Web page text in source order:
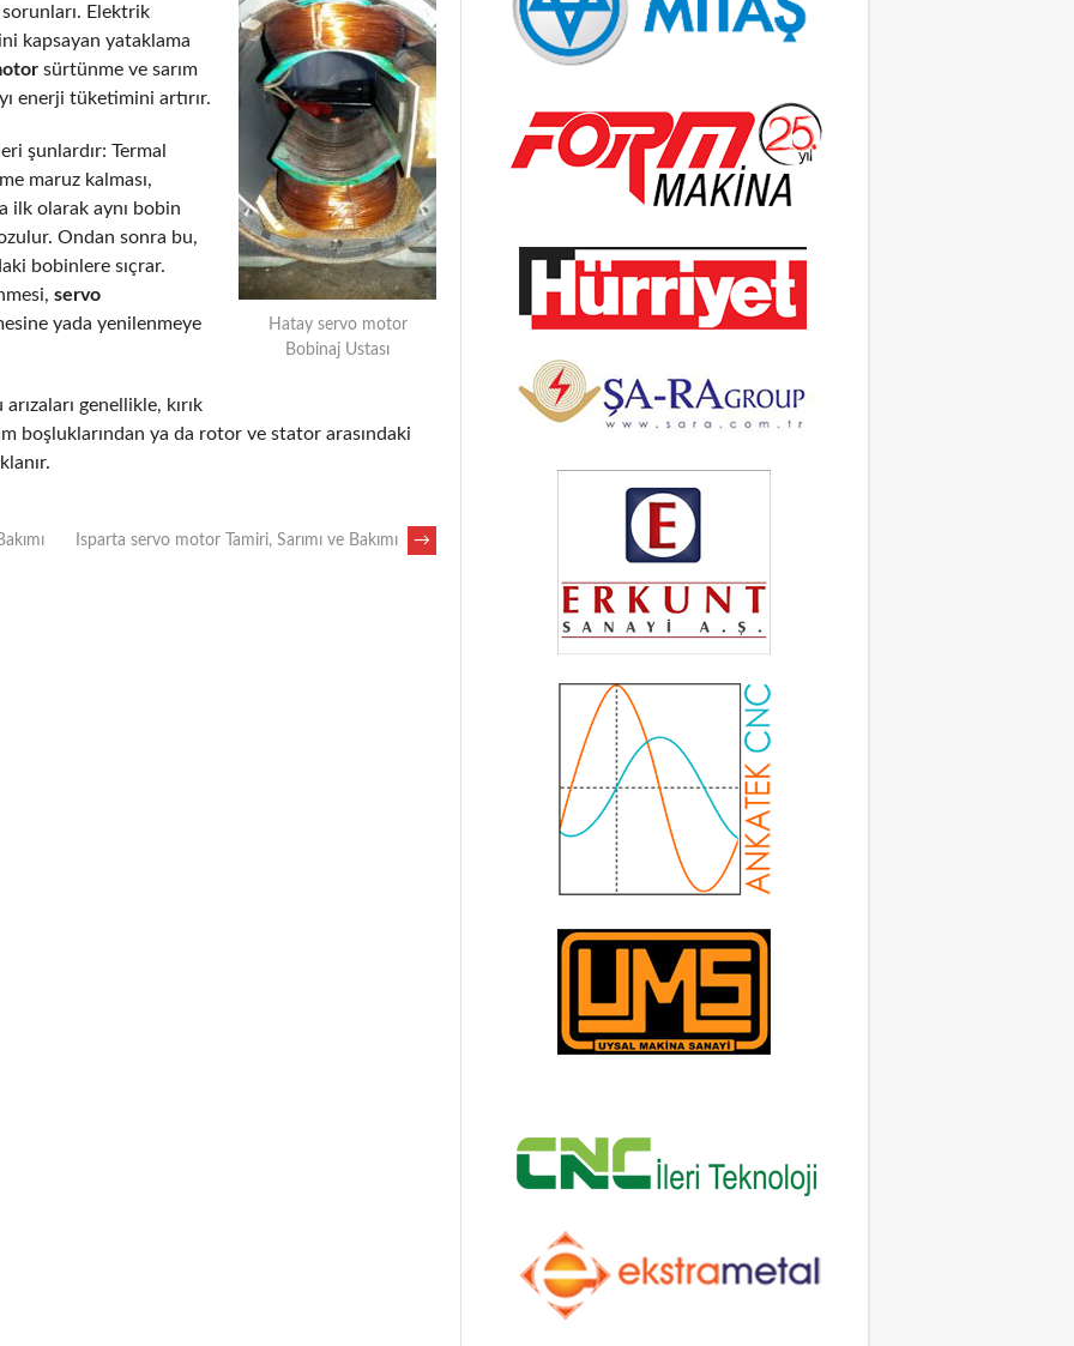
Hatay servo motor
Bobinaj Ustası
Elektrik
kapsayan yataklama
sürtünme ve sarım
enerji tüketimini artırır.
şunlardır: Termal
maruz kalması,
ilk olarak aynı bobin
Ondan sonra bu,
bobinlere sıçrar.
servo
yada yenilenmeye
genellikle, kırık
boşluklarından ya da rotor ve stator arasındaki
Isparta servo motor Tamiri, Sarımı ve Bakımı →